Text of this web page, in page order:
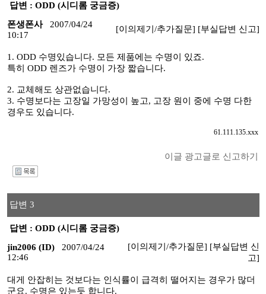
답변 : ODD (시디롬 궁금증)
폰생폰사
2007/04/24
10:17
[이의제기/추가질문] [부실답변 신고]
1. ODD 수명있습니다. 모든 제품에는 수명이 있죠.
특히 ODD 렌즈가 수명이 가장 짧습니다.
2. 교체해도 상관없습니다.
3. 수명보다는 고장일 가망성이 높고, 고장 원이 중에 수명 다한
경우도 있습니다.
61.111.135.xxx
이글 광고글로 신고하기
답변 3
답변 : ODD (시디롬 궁금증)
jin2006 (ID)
2007/04/24
12:46
[이의제기/추가질문] [부실답변 신
고]
대게 안잡히는 것보다는 인식률이 급격히 떨어지는 경우가 많더
군요. 수명은 있는듯 합니다.